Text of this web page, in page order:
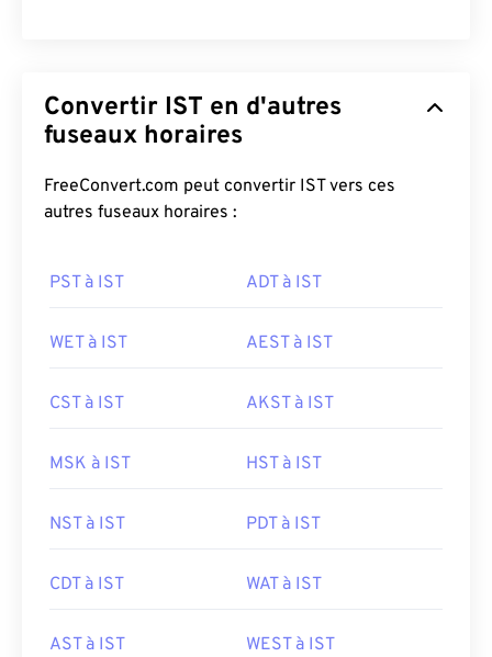
Convertir IST en d'autres
fuseaux horaires
FreeConvert.com peut convertir IST vers ces
autres fuseaux horaires :
PST à IST ADT à IST
WET à IST AEST à IST
CST à IST AKST à IST
MSK à IST HST à IST
NST à IST PDT à IST
CDT à IST WAT à IST
AST à IST WEST à IST